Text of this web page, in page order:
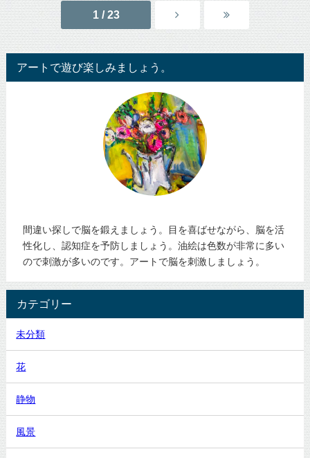
1 / 23
アートで遊び楽しみましょう。
間違い探しで脳を鍛えましょう。目を喜ばせながら、脳を活
性化し、認知症を予防しましょう。油絵は色数が非常に多い
ので刺激が多いのです。アートで脳を刺激しましょう。
カテゴリー
未分類
花
静物
風景